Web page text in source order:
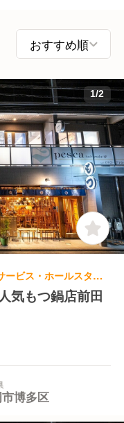
1/2
和食, 日本料理・懐石料理 | レストランサービス・ホールスタッフ | 博多もつ鍋前田屋 総本店
気もつ鍋店前田
博多区